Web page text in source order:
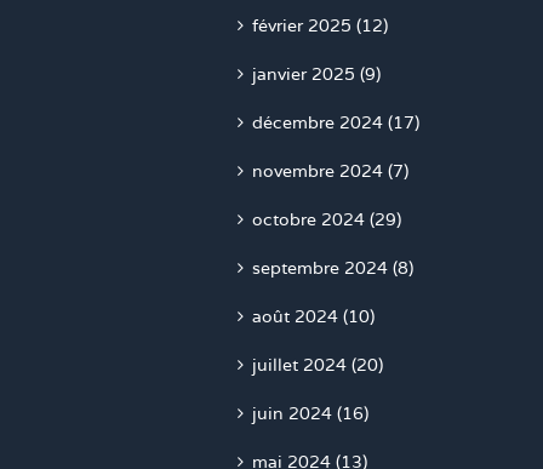
février 2025 (12)
janvier 2025 (9)
décembre 2024 (17)
novembre 2024 (7)
octobre 2024 (29)
septembre 2024 (8)
août 2024 (10)
juillet 2024 (20)
juin 2024 (16)
mai 2024 (13)